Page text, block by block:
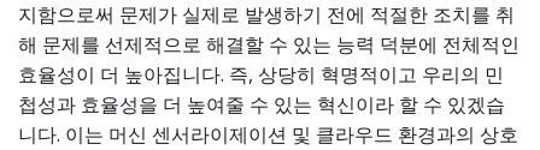
지함으로써 문제가 실제로 발생하기 전에 적절한 조치를 취
해 문제를 선제적으로 해결할 수 있는 능력 덕분에 전체적인
효율성이 더 높아집니다. 즉, 상당히 혁명적이고 우리의 민
첩성과 효율성을 더 높여줄 수 있는 혁신이라 할 수 있겠습
니다. 이는 머신 센서라이제이션 및 클라우드 환경과의 상호